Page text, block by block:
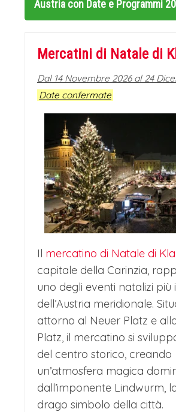
Austria con Date e Programmi
Mercatini di Natale di
Dal 14 Novembre 2026 al 24
Date confermate
Il mercatino di Natale di
capitale della Carinzia,
uno degli eventi natalizi
dell’Austria meridionale.
attorno al Neuer Platz e
Platz, il mercatino si
del centro storico, creando
un’atmosfera magica
dall’imponente Lindwurm,
drago simbolo della città.